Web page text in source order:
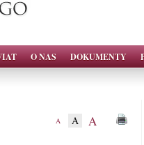
O NAS DOKUMENTY
A A A